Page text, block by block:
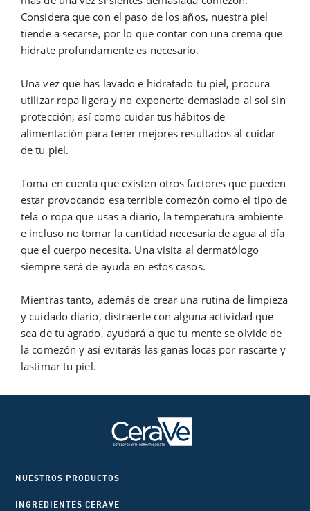
Considera que con el paso de los años, nuestra piel
tiende a secarse, por lo que contar con una crema que
hidrate profundamente es necesario.
Una vez que has lavado e hidratado tu piel, procura
utilizar ropa ligera y no exponerte demasiado al sol sin
protección, así como cuidar tus hábitos de
alimentación para tener mejores resultados al cuidar
de tu piel.
Toma en cuenta que existen otros factores que pueden
estar provocando esa terrible comezón como el tipo de
tela o ropa que usas a diario, la temperatura ambiente
e incluso no tomar la cantidad necesaria de agua al día
que el cuerpo necesita. Una visita al dermatólogo
siempre será de ayuda en estos casos.
Mientras tanto, además de crear una rutina de limpieza
y cuidado diario, distraerte con alguna actividad que
sea de tu agrado, ayudará a que tu mente se olvide de
la comezón y así evitarás las ganas locas por rascarte y
lastimar tu piel.
NUESTROS PRODUCTOS
INGREDIENTES CERAVE